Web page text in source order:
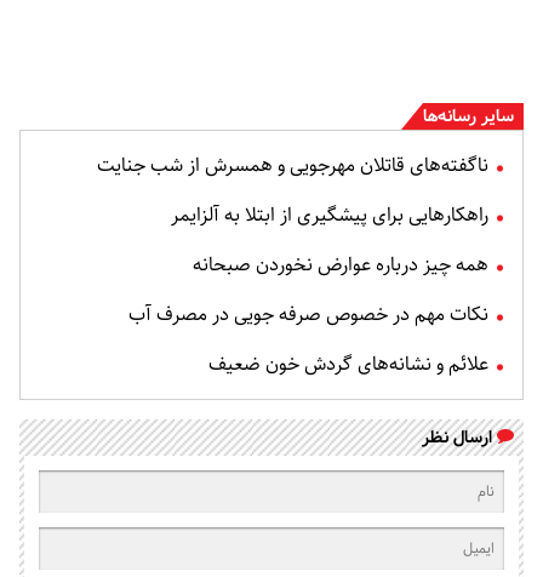
سایر رسانه‌ها
ناگفته‌های قاتلان مهرجویی و همسرش از شب جنایت
راهکارهایی برای پیشگیری از ابتلا به آلزایمر
همه چیز درباره عوارض نخوردن صبحانه
نکات مهم در خصوص صرفه جویی در مصرف آب
علائم و نشانه‌های گردش خون ضعیف
ارسال نظر